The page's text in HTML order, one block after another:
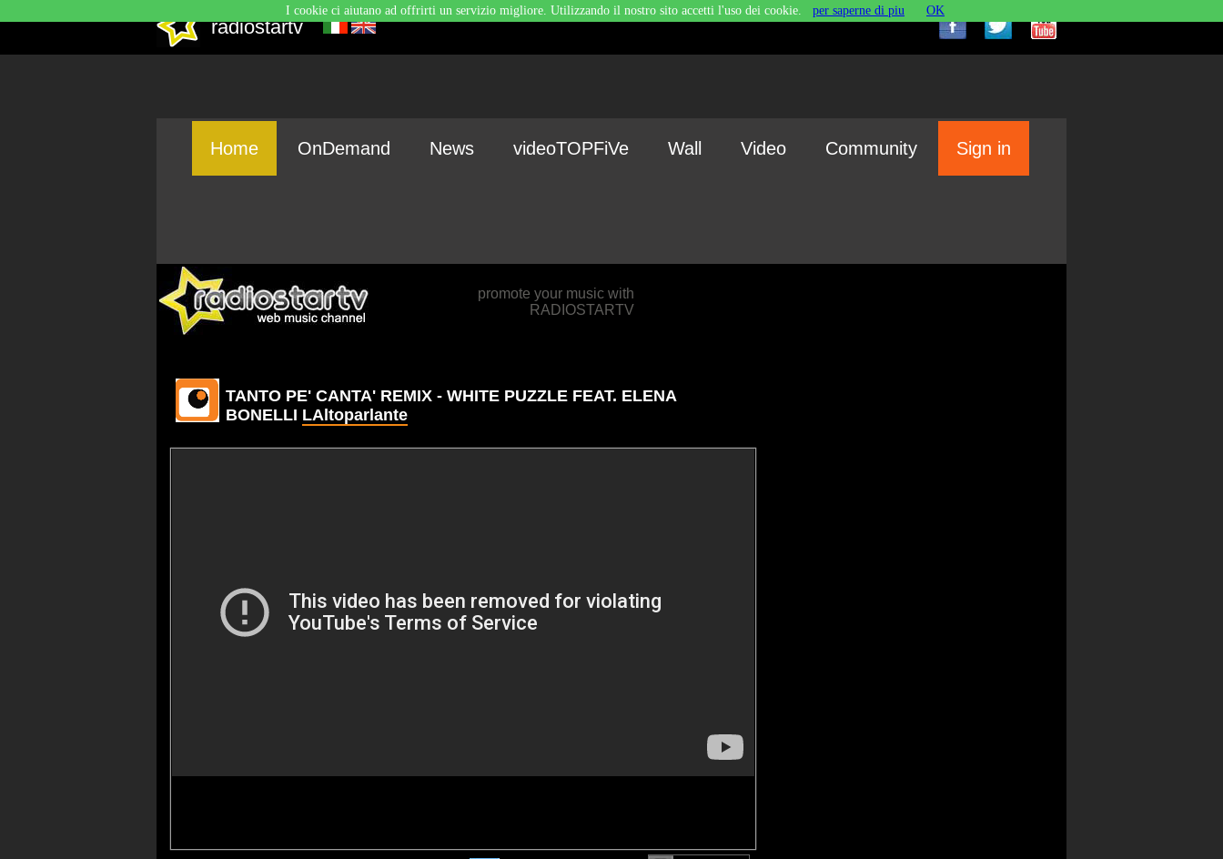
radiostartv
Home OnDemand News videoTOPFiVe Wall Video Community Sign in
promote your music with
RADIOSTARTV
TANTO PE' CANTA' REMIX - WHITE PUZZLE FEAT. ELENA
BONELLI LAltoparlante
I cookie ci aiutano ad offrirti un servizio migliore. Utilizzando il nostro sito accetti l'uso dei cookie. per saperne di piu OK